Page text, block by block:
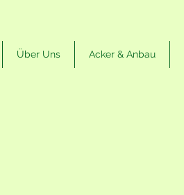
Über Uns Acker & Anbau